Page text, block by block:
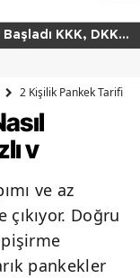
Alımı Başladı
2 Kişilik Pankek Tarifi
v
ve az
çıkıyor. Doğru
pişirme
pankekler